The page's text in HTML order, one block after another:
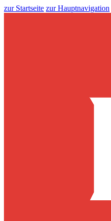
zur Startseite zur Hauptnavigation